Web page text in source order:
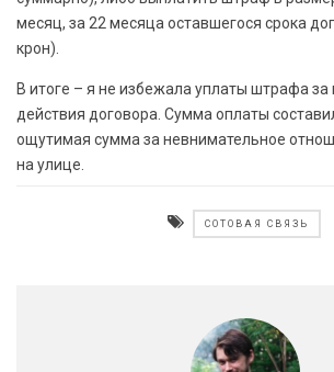
месяц, за 22 месяца оставшегося срока
крон).
В итоге – я не избежала уплаты штрафа
действия договора. Сумма оплаты
ощутимая сумма за невнимательное
на улице.
СОТОВАЯ СВЯЗЬ